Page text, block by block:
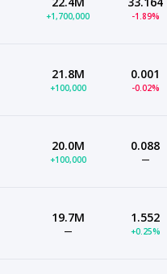
+1,700,000 -1.89%
21.8M
+100,000
0.001
-0.02%
20.0M
+100,000
0.088
—
19.7M
—
1.552
+0.25%